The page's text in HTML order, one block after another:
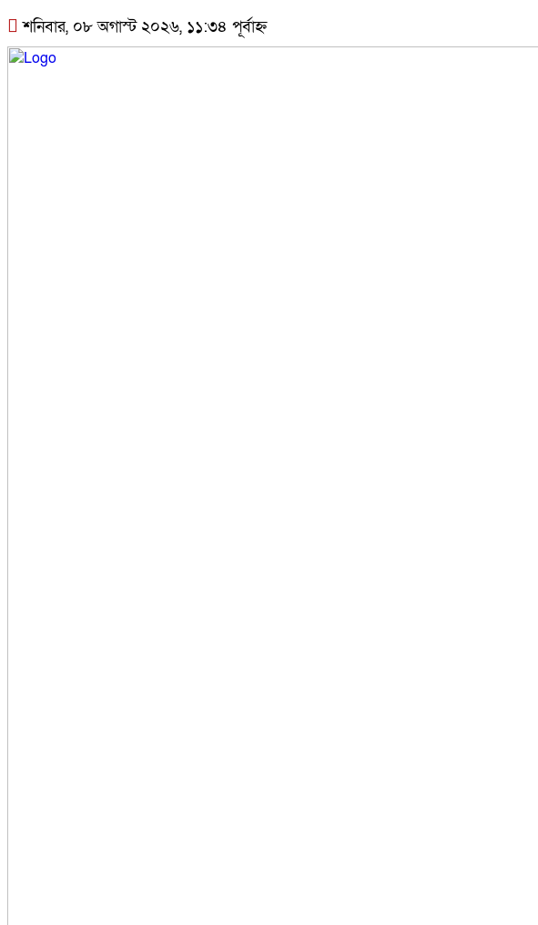
শনিবার, ০৮ অগাস্ট ২০২৬, ১১:৩৪ পূর্বাহ্ন